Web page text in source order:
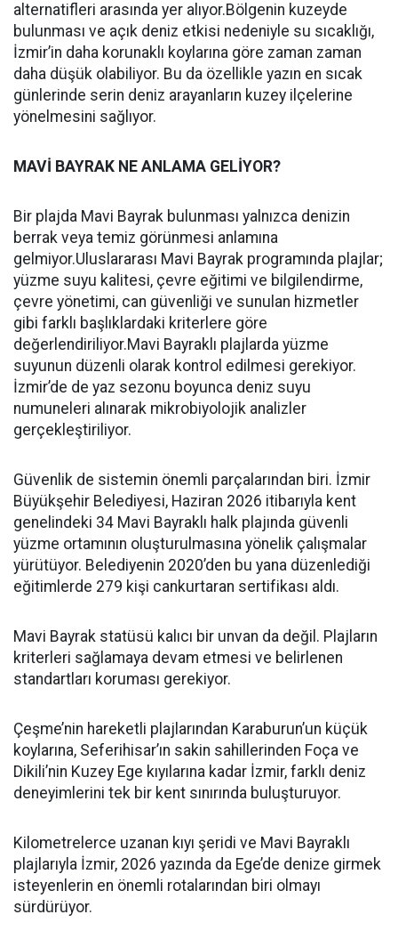
alternatifleri arasında yer alıyor.Bölgenin kuzeyde
bulunması ve açık deniz etkisi nedeniyle su sıcaklığı,
İzmir’in daha korunaklı koylarına göre zaman zaman
daha düşük olabiliyor. Bu da özellikle yazın en sıcak
günlerinde serin deniz arayanların kuzey ilçelerine
yönelmesini sağlıyor.
MAVİ BAYRAK NE ANLAMA GELİYOR?
Bir plajda Mavi Bayrak bulunması yalnızca denizin
berrak veya temiz görünmesi anlamına
gelmiyor.Uluslararası Mavi Bayrak programında plajlar;
yüzme suyu kalitesi, çevre eğitimi ve bilgilendirme,
çevre yönetimi, can güvenliği ve sunulan hizmetler
gibi farklı başlıklardaki kriterlere göre
değerlendiriliyor.Mavi Bayraklı plajlarda yüzme
suyunun düzenli olarak kontrol edilmesi gerekiyor.
İzmir’de de yaz sezonu boyunca deniz suyu
numuneleri alınarak mikrobiyolojik analizler
gerçekleştiriliyor.
Güvenlik de sistemin önemli parçalarından biri. İzmir
Büyükşehir Belediyesi, Haziran 2026 itibarıyla kent
genelindeki 34 Mavi Bayraklı halk plajında güvenli
yüzme ortamının oluşturulmasına yönelik çalışmalar
yürütüyor. Belediyenin 2020’den bu yana düzenlediği
eğitimlerde 279 kişi cankurtaran sertifikası aldı.
Mavi Bayrak statüsü kalıcı bir unvan da değil. Plajların
kriterleri sağlamaya devam etmesi ve belirlenen
standartları koruması gerekiyor.
Çeşme’nin hareketli plajlarından Karaburun’un küçük
koylarına, Seferihisar’ın sakin sahillerinden Foça ve
Dikili’nin Kuzey Ege kıyılarına kadar İzmir, farklı deniz
deneyimlerini tek bir kent sınırında buluşturuyor.
Kilometrelerce uzanan kıyı şeridi ve Mavi Bayraklı
plajlarıyla İzmir, 2026 yazında da Ege’de denize girmek
isteyenlerin en önemli rotalarından biri olmayı
sürdürüyor.